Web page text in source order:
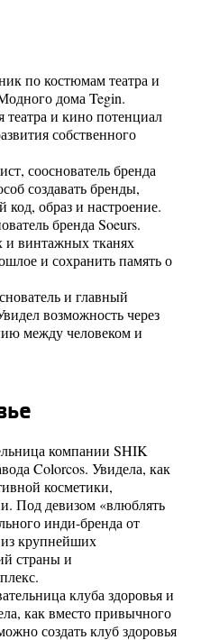
по костюмам театра и
дома Tegin.
театра и кино потенциал
собственного
сооснователь бренда
создавать бренды,
код, образ и настроение.
бренда Soeurs.
и винтажных тканях
и сохранить память о
и главный
возможность через
между человеком и
компании SHIK
Colorcos. Увидела, как
косметики,
Под девизом «влюблять
инди-бренда от
крупнейших
страны и
клуба здоровья и
как вместо привычного
создать клуб здоровья